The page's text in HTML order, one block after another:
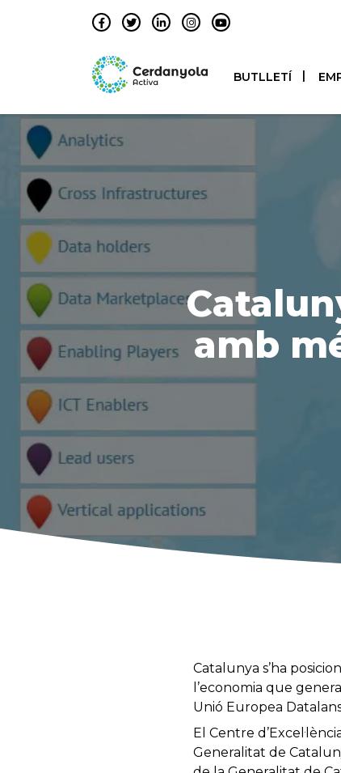
BUTLLETÍ
amb
Catalunya s’ha
l’economia que
Unió Europea
El Centre
Generalitat de